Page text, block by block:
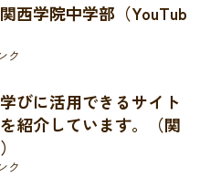
関西学院中学部（YouTub
ク
びに活用できるサイト
紹介しています。（関
ク